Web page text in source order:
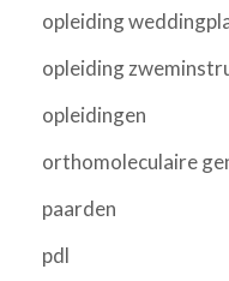
opleiding
opleiding
opleidingen
orthomoleculaire
paarden
pdl